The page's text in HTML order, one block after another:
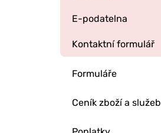
E-podatelna
Kontaktní formulář
Formuláře
Ceník zboží a služeb